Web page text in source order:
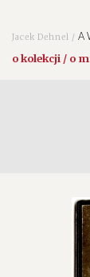
Jacek Dehnel /
o kolekcji / o